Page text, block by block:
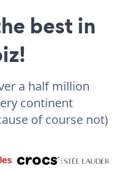
best in
a half million
continent
of course not)